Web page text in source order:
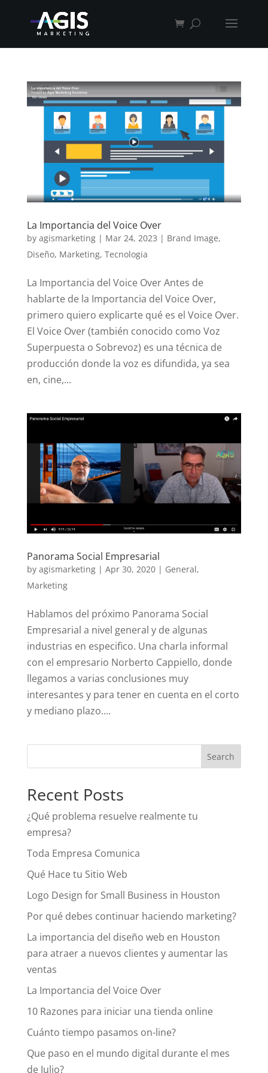
La Importancia del Voice Over
by agismarketing| Mar 24, 2023 | Brand Image,
Diseño, Marketing, Tecnologia
La Importancia del Voice Over Antes de
hablarte de la Importancia del Voice Over,
primero quiero explicarte qué es el Voice Over.
El Voice Over (también conocido como Voz
Superpuesta o Sobrevoz) es una técnica de
producción donde la voz es difundida, ya sea
en, cine,...
Panorama Social Empresarial
by agismarketing| Apr 30, 2020| General,
Marketing
Hablamos del próximo Panorama Social
Empresarial a nivel general y de algunas
industrias en especifico. Una charla informal
con el empresario Norberto Cappiello, donde
llegamos a varias conclusiones muy
interesantes y para tener en cuenta en el corto
y mediano plazo....
Recent Posts
¿Qué problema resuelve realmente tu
empresa?
Toda Empresa Comunica
Qué Hace tu Sitio Web
Logo Design for Small Business in Houston
Por qué debes continuar haciendo marketing?
La importancia del diseño web en Houston
para atraer a nuevos clientes y aumentar las
ventas
La Importancia del Voice Over
10 Razones para iniciar una tienda online
Cuánto tiempo pasamos on-line?
Que paso en el mundo digital durante el mes
de Julio?